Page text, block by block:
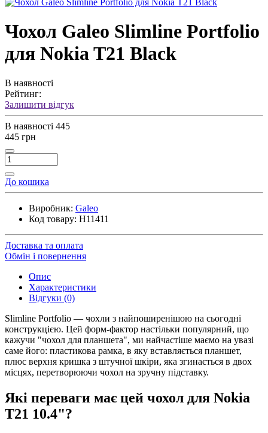
Чохол Galeo Slimline Portfolio
для Nokia T21 Black
В наявності
Рейтинг:
Залишити відгук
В наявності 445
445 грн
До кошика
Виробник: Galeo
Код товару: H11411
Доставка та оплата
Обмін і повернення
Опис
Характеристики
Відгуки (0)
Slimline Portfolio — чохли з найпоширенішою на сьогодні
конструкцією. Цей форм-фактор настільки популярний, що
кажучи "чохол для планшета", ми найчастіше маємо на увазі
саме його: пластикова рамка, в яку вставляється планшет,
плюс верхня кришка з штучної шкіри, яка згинається в двох
місцях, перетворюючи чохол на зручну підставку.
Які переваги має цей чохол для Nokia
T21 10.4"?